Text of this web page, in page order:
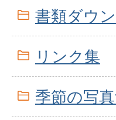
書類ダウ
リンク集
季節の写